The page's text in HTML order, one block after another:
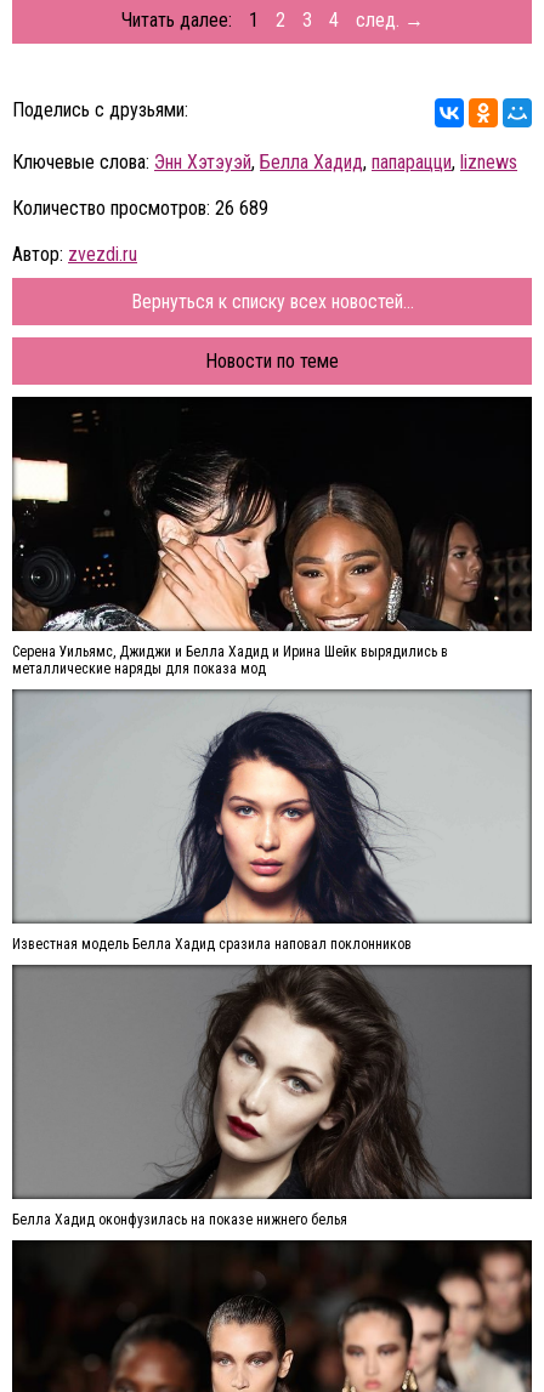
Читать далее: 1 2 3 4 след. →
Поделись с друзьями:
Ключевые слова: Энн Хэтэуэй, Белла Хадид, папарацци, liznews
Количество просмотров: 26 689
Автор: zvezdi.ru
Вернуться к списку всех новостей...
Новости по теме
Серена Уильямс, Джиджи и Белла Хадид и Ирина Шейк вырядились в
металлические наряды для показа мод
Известная модель Белла Хадид сразила наповал поклонников
Белла Хадид оконфузилась на показе нижнего белья